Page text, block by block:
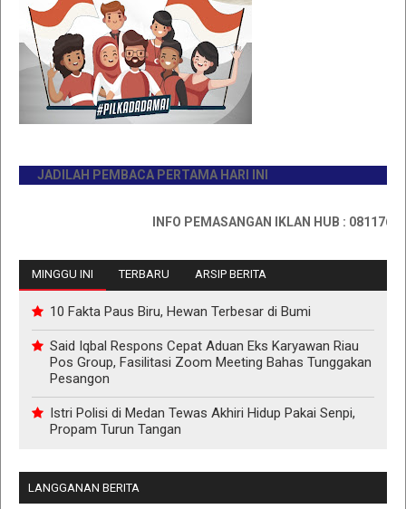
JADILAH PEMBACA PERTAMA HARI INI
INFO PEMASANGAN IKLAN HUB : 0811767335
MINGGU INI TERBARU ARSIP BERITA
10 Fakta Paus Biru, Hewan Terbesar di Bumi
Said Iqbal Respons Cepat Aduan Eks Karyawan Riau
Pos Group, Fasilitasi Zoom Meeting Bahas Tunggakan
Pesangon
Istri Polisi di Medan Tewas Akhiri Hidup Pakai Senpi,
Propam Turun Tangan
LANGGANAN BERITA